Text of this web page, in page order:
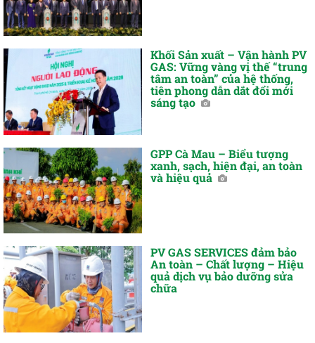
Khối Sản xuất – Vận hành PV
GAS: Vững vàng vị thế “trung
tâm an toàn” của hệ thống,
tiên phong dẫn dắt đổi mới
sáng tạo
GPP Cà Mau – Biểu tượng
xanh, sạch, hiện đại, an toàn
và hiệu quả
PV GAS SERVICES đảm bảo
An toàn – Chất lượng – Hiệu
quả dịch vụ bảo dưỡng sửa
chữa